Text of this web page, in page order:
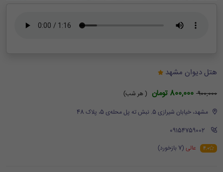
هتل دیوان مشهد
900,000 800,000 تومان
( هر شب)
مشهد، خیابان شیرازی 5. نبش ته پل محله‌ی 5، پلاک 48
‪ 09154759002
4.0 عالی (7 بازخورد)